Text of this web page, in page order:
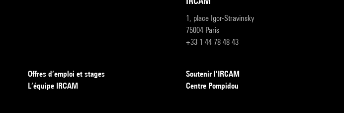
1, place Igor-Stravinsky
75004 Paris
+33 1 44 78 48 43
Offres d’emploi et stages
L’équipe IRCAM
Soutenir l’IRCAM
Centre Pompidou